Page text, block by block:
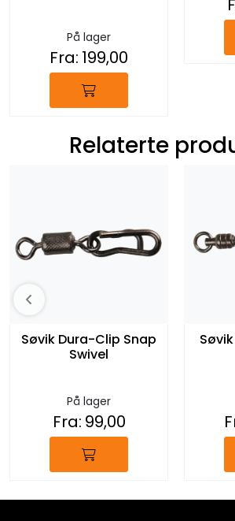
På lager
Fra: 199,00
Relaterte
Søvik Dura-Clip Snap
Swivel
På lager
Fra: 99,00